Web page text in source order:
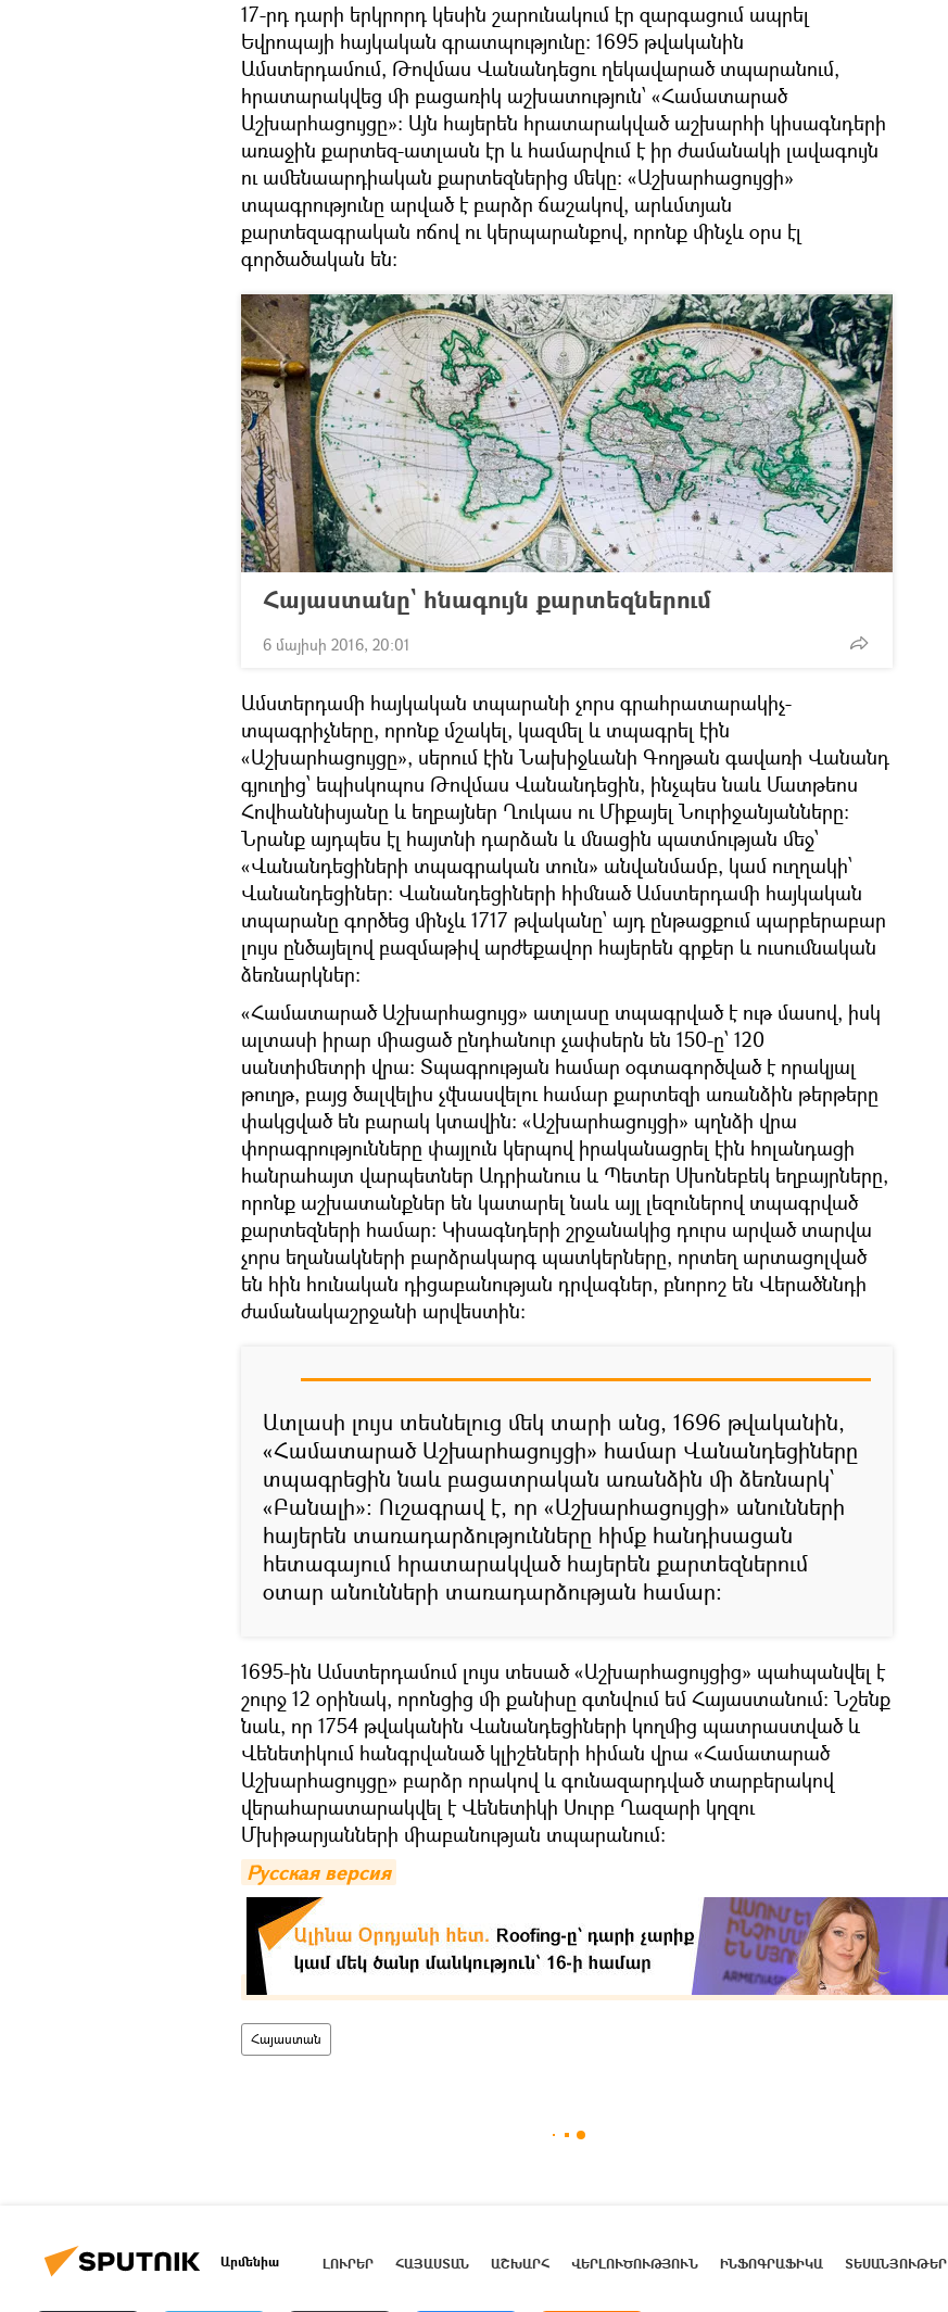
17-րդ դարի երկրորդ կեսին շարունակում էր զարգացում ապրել
Եվրոպայի հայկական գրատպությունը: 1695 թվականին
Ամստերդամում, Թովմաս Վանանդեցու ղեկավարած տպարանում,
հրատարակվեց մի բացառիկ աշխատություն՝ «Համատարած
Աշխարհացույցը»: Այն հայերեն հրատարակված աշխարհի կիսագնդերի
առաջին քարտեզ-ատլասն էր և համարվում է իր ժամանակի լավագույն
ու ամենաարդիական քարտեզներից մեկը: «Աշխարհացույցի»
տպագրությունը արված է բարձր ճաշակով, արևմտյան
քարտեզագրական ոճով ու կերպարանքով, որոնք մինչև օրս էլ
գործածական են:
Հայաստանը` հնագույն քարտեզներում
6 մայիսի 2016, 20:01
Ամստերդամի հայկական տպարանի չորս գրահրատարակիչ-
տպագրիչները, որոնք մշակել, կազմել և տպագրել էին
«Աշխարհացույցը», սերում էին Նախիջևանի Գողթան գավառի Վանանդ
գյուղից՝ եպիսկոպոս Թովմաս Վանանդեցին, ինչպես նաև Մատթեոս
Հովհաննիսյանը և եղբայներ Ղուկաս ու Միքայել Նուրիջանյանները:
Նրանք այդպես էլ հայտնի դարձան և մնացին պատմության մեջ՝
«Վանանդեցիների տպագրական տուն» անվանմամբ, կամ ուղղակի՝
Վանանդեցիներ: Վանանդեցիների հիմնած Ամստերդամի հայկական
տպարանը գործեց մինչև 1717 թվականը՝ այդ ընթացքում պարբերաբար
լույս ընծայելով բազմաթիվ արժեքավոր հայերեն գրքեր և ուսումնական
ձեռնարկներ:
«Համատարած Աշխարհացույց» ատլասը տպագրված է ութ մասով, իսկ
ալտասի իրար միացած ընդհանուր չափսերն են 150-ը՝ 120
սանտիմետրի վրա: Տպագրության համար օգտագործված է որակյալ
թուղթ, բայց ծալվելիս չվնասվելու համար քարտեզի առանձին թերթերը
փակցված են բարակ կտավին: «Աշխարհացույցի» պղնձի վրա
փորագրությունները փայլուն կերպով իրականացրել էին հոլանդացի
հանրահայտ վարպետներ Ադրիանուս և Պետեր Սխոնեբեկ եղբայրները,
որոնք աշխատանքներ են կատարել նաև այլ լեզուներով տպագրված
քարտեզների համար: Կիսագնդերի շրջանակից դուրս արված տարվա
չորս եղանակների բարձրակարգ պատկերները, որտեղ արտացոլված
են հին հունական դիցաբանության դրվագներ, բնորոշ են Վերածննդի
ժամանակաշրջանի արվեստին:
Ատլասի լույս տեսնելուց մեկ տարի անց, 1696 թվականին,
«Համատարած Աշխարհացույցի» համար Վանանդեցիները
տպագրեցին նաև բացատրական առանձին մի ձեռնարկ՝
«Բանալի»: Ուշագրավ է, որ «Աշխարհացույցի» անունների
հայերեն տառադարձությունները հիմք հանդիսացան
հետագայում հրատարակված հայերեն քարտեզներում
օտար անունների տառադարձության համար:
1695-ին Ամստերդամում լույս տեսած «Աշխարհացույցից» պահպանվել է
շուրջ 12 օրինակ, որոնցից մի քանիսը գտնվում եմ Հայաստանում: Նշենք
նաև, որ 1754 թվականին Վանանդեցիների կողմից պատրաստված և
Վենետիկում հանգրվանած կլիշեների հիման վրա «Համատարած
Աշխարհացույցը» բարձր որակով և գունազարդված տարբերակով
վերահարատարակվել է Վենետիկի Սուրբ Ղազարի կղզու
Մխիթարյանների միաբանության տպարանում:
Русская версия
Հայաստան
Արմենիա ԼՈՒՐԵՐ ՀԱՅԱՍՏԱՆ ԱՇԽԱՐՀ ՎԵՐԼՈՒԾՈՒԹՅՈՒՆ ԻՆՖՈԳՐԱՖԻԿԱ ՏԵՍԱՆՅՈՒԹԵՐ